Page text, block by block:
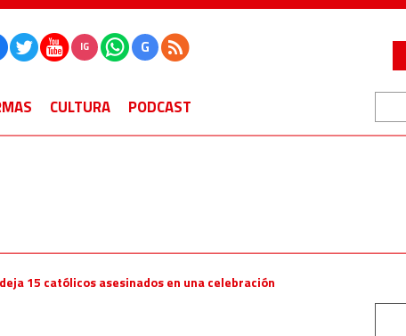
IG G
CULTURA PODCAST
15 católicos asesinados en una celebración